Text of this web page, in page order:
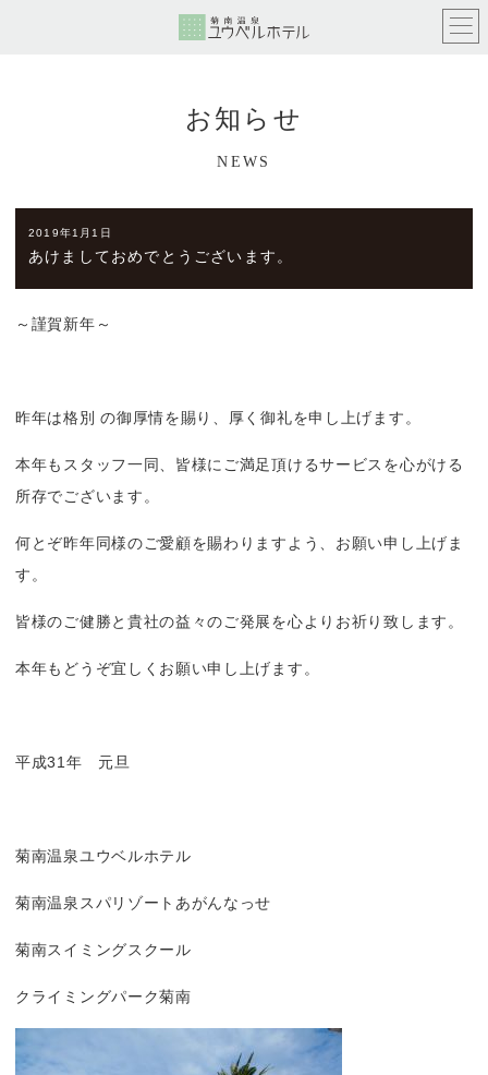
お知らせ
NEWS
2019年1月1日
あけましておめでとうございます。
～謹賀新年～
昨年は格別 の御厚情を賜り、厚く御礼を申し上げます。
本年もスタッフ一同、皆様にご満足頂けるサービスを心がける
所存でございます。
何とぞ昨年同様のご愛顧を賜わりますよう、お願い申し上げま
す。
皆様のご健勝と貴社の益々のご発展を心よりお祈り致します。
本年もどうぞ宜しくお願い申し上げます。
平成31年 元旦
菊南温泉ユウベルホテル
菊南温泉スパリゾートあがんなっせ
菊南スイミングスクール
クライミングパーク菊南